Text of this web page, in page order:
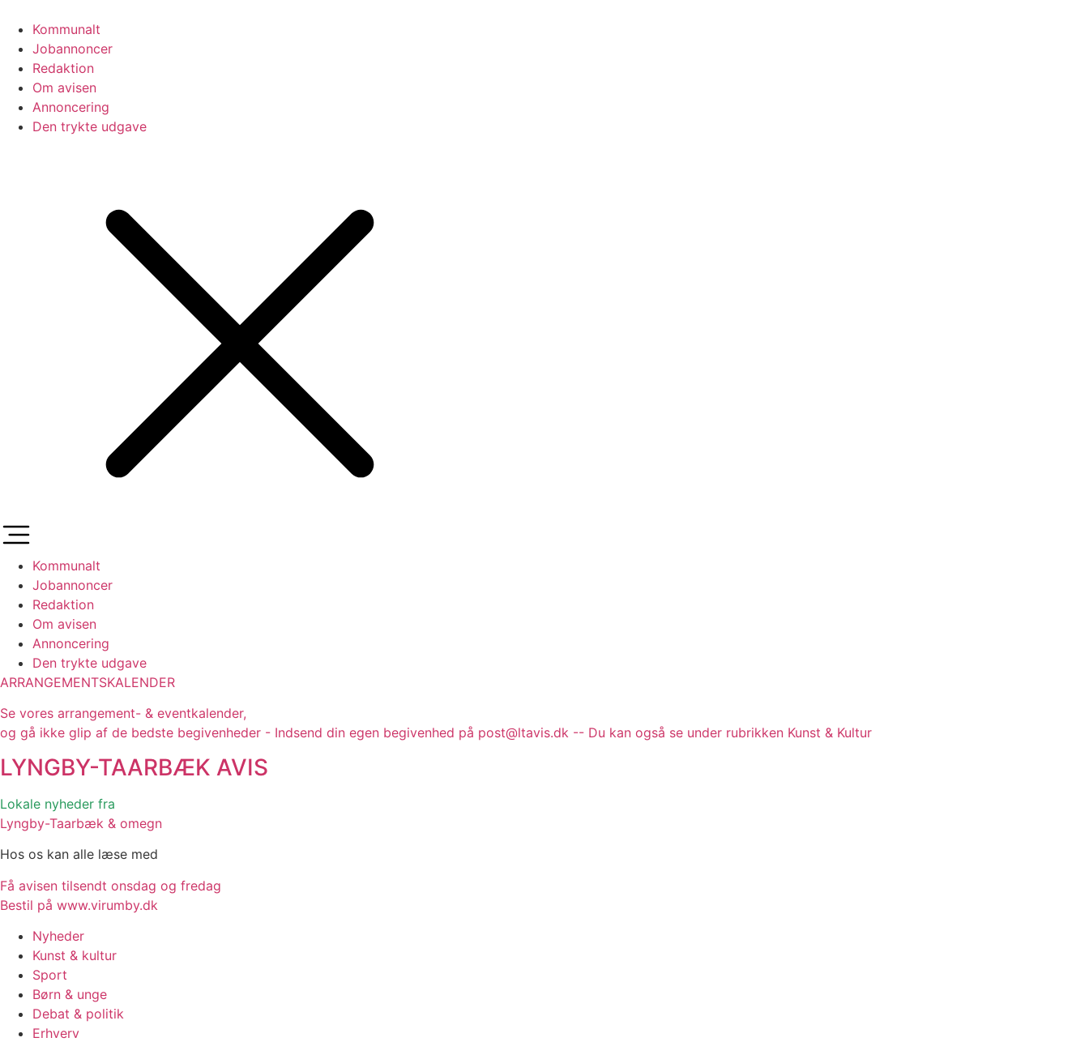
indhold
Kommunalt
Jobannoncer
Redaktion
Om avisen
Annoncering
Den trykte udgave
Kommunalt
Jobannoncer
Redaktion
Om avisen
Annoncering
Den trykte udgave
ARRANGEMENTSKALENDER
Se vores arrangement- & eventkalender,
og gå ikke glip af de bedste begivenheder - Indsend din egen begivenhed på post@ltavis.dk -- Du kan også se under rubrikken Kunst & Kultur
LYNGBY-TAARBÆK AVIS
Lokale nyheder fra
Lyngby-Taarbæk & omegn
Hos os kan alle læse med
Få avisen tilsendt onsdag og fredag
Bestil på www.virumby.dk
Nyheder
Kunst & kultur
Sport
Børn & unge
Debat & politik
Erhverv